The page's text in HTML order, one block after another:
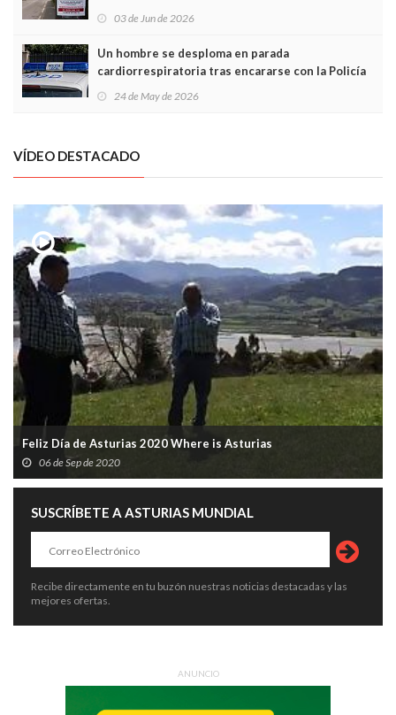
03 de Jun de 2026
Un hombre se desploma en parada
cardiorrespiratoria tras encararse con la Policía
24 de May de 2026
VÍDEO DESTACADO
Feliz Día de Asturias 2020 Where is Asturias
06 de Sep de 2020
SUSCRÍBETE A ASTURIAS MUNDIAL
Recibe directamente en tu buzón nuestras noticias destacadas y las
mejores ofertas.
ANUNCIO